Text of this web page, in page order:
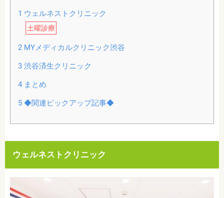
1 ウェルネストクリニック
土曜診療
2MYメディカルクリニック渋谷
3渋谷済生クリニック
4まとめ
5◆関連ピックアップ記事◆
ウェルネストクリニック